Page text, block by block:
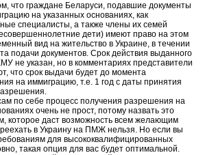
что граждане Беларуси, подавшие документы
на указанных основаниях, как
специалисты, а также члены их семей
дети) имеют право на этом
вид на жительство в Украине, в течении
подачи документов. Срок действия выданного
не указан, но в комментариях представители
что срок выдачи будет до момента
на иммиграцию, т.е. 1 год с даты принятия
по себе процесс получения разрешения на
очень не прост, потому назвать это
которое даст возможность всем желающим
в Украину на ПМЖ нельзя. Но если вы
для высококвалифицированных
такая опция для вас будет оптимальной.